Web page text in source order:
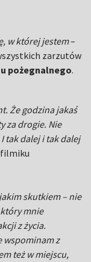
w której jestem–
zarzutów
pożegnalnego.
Że godzina jakaś
za drogie. Nie
tak dalej i tak dalej
filmiku
skutkiem – nie
mnie
z życia.
wspominam z
też w miejscu,